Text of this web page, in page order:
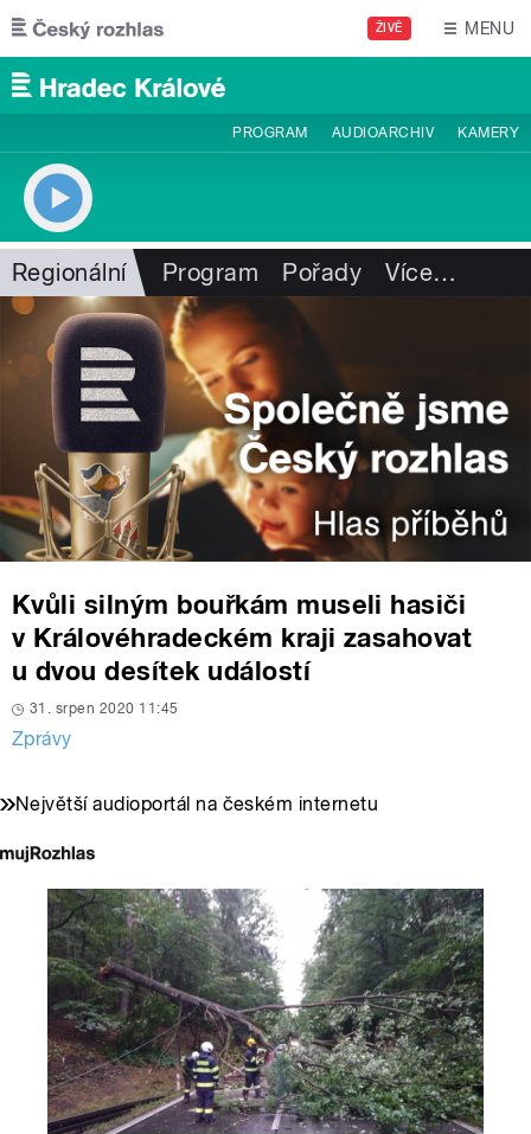
Přejít k hlavnímu obsahu
ŽIVĚ MENU
PROGRAM AUDIOARCHIV KAMERY
Regionální Program Pořady Více…
Kvůli silným bouřkám museli hasiči
v Královéhradeckém kraji zasahovat
u dvou desítek událostí
31. srpen 2020 11:45
Zprávy
Největší audioportál na českém internetu